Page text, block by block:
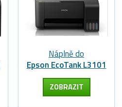
Náplně do
Epson EcoTank L3101
ZOBRAZIT